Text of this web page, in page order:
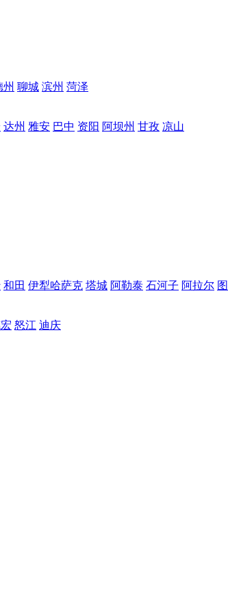
州 聊城 滨州 菏泽
达州 雅安 巴中 资阳 阿坝州 甘孜 凉山
和田 伊犁哈萨克 塔城 阿勒泰 石河子 阿拉尔
怒江 迪庆